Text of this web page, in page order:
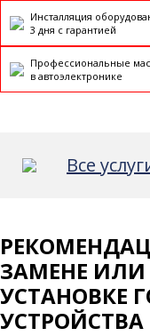
Инсталляция
3 дня с гарантией
Профессиональные
в автоэлектронике
Все
ЗАМЕНЕ ИЛИ
УСТАНОВКЕ
УСТРОЙСТВА